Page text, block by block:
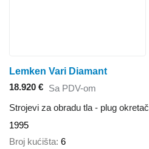
Lemken Vari Diamant
18.920 € Sa PDV-om
Strojevi za obradu tla - plug okretač
1995
Broj kućišta 6